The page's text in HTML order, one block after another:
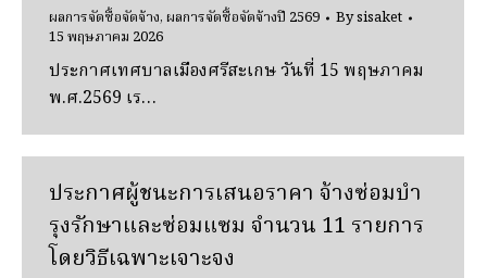
ผลการจัดซื้อจัดจ้าง,ผลการจัดซื้อจัดจ้างปี 2569 Bysisaket
15 พฤษภาคม 2026
ประกาศเทศบาลเมืองศรีสะเกษ วันที่ 15 พฤษภาคม
พ.ศ.2569 เร…
ประกาศผู้ชนะการเสนอราคา จ้างซ่อมบํา
รุงรักษาและซ่อมแซม จํานวน 11 รายการ
โดยวิธีเฉพาะเจาะจง